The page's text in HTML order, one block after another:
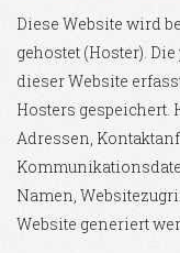
Diese Website wird
gehostet (Hoster).
dieser Website
Hosters gespeichert.
Adressen,
Namen,
Website generiert